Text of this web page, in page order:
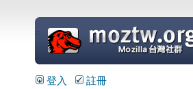
=
登入 註冊